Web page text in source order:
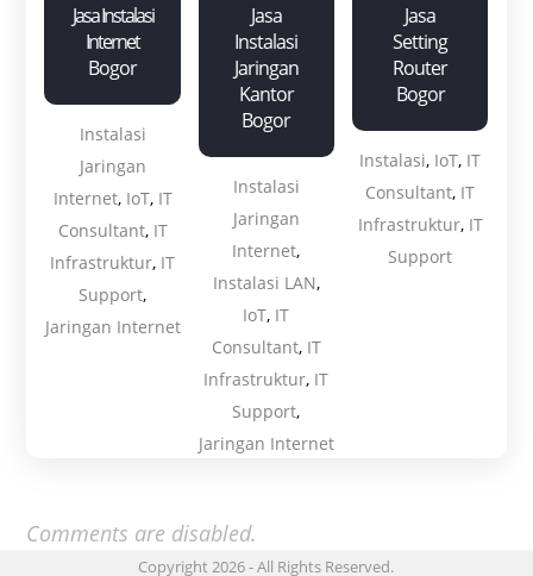
Jasa Instalasi
Internet
Bogor
Instalasi
Jaringan
Internet, IoT, IT
Consultant, IT
Infrastruktur, IT
Support,
Jaringan Internet
Jasa
Instalasi
Jaringan
Kantor
Bogor
Instalasi
Jaringan
Internet,
Instalasi LAN,
IoT, IT
Consultant, IT
Infrastruktur, IT
Support,
Jaringan Internet
Jasa
Setting
Router
Bogor
Instalasi, IoT, IT
Consultant, IT
Infrastruktur, IT
Support
Comments are disabled.
Copyright 2026 - All Rights Reserved.